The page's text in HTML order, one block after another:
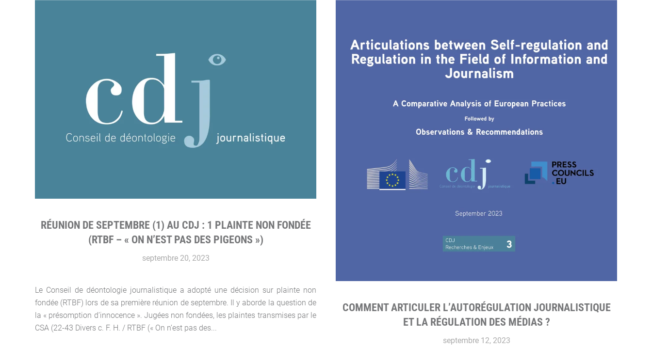
RÉUNION DE SEPTEMBRE (1) AU CDJ : 1 PLAINTE NON FONDÉE
(RTBF – « ON N’EST PAS DES PIGEONS »)
septembre 20, 2023
Le Conseil de déontologie journalistique a adopté une décision sur plainte non
fondée (RTBF) lors de sa première réunion de septembre. Il y aborde la question de
la « présomption d’innocence ». Jugées non fondées, les plaintes transmises par le
CSA (22-43 Divers c. F. H. / RTBF (« On n’est pas des...
COMMENT ARTICULER L’AUTORÉGULATION JOURNALISTIQUE
ET LA RÉGULATION DES MÉDIAS ?
septembre 12, 2023